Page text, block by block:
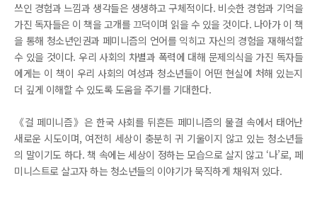
쓰인 경험과 느낌과 생각들은 생생하고 구체적이다. 비슷한 경험과 기억을
가진 독자들은 이 책을 고개를 끄덕이며 읽을 수 있을 것이다. 나아가 이 책
을 통해 청소년인권과 페미니즘의 언어를 익히고 자신의 경험을 재해석할
수 있을 것이다. 우리 사회의 차별과 폭력에 대해 문제의식을 가진 독자들
에게는 이 책이 우리 사회의 여성과 청소년들이 어떤 현실에 처해 있는지
더 깊게 이해할 수 있도록 도움을 주기를 기대한다.
《걸 페미니즘》은 한국 사회를 뒤흔든 페미니즘의 물결 속에서 태어난
새로운 시도이며, 여전히 세상이 충분히 귀 기울이지 않고 있는 청소년들
의 말이기도 하다. 책 속에는 세상이 정하는 모습으로 살지 않고 ‘나’로, 페
미니스트로 살고자 하는 청소년들의 이야기가 묵직하게 채워져 있다.